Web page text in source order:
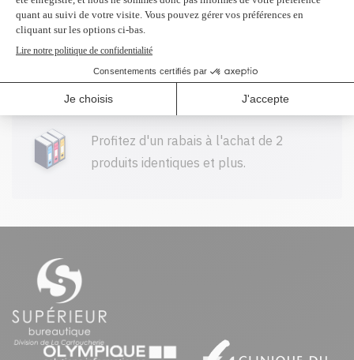
Livraison gratuite sur tout achat de
100$ CAD et plus avant taxes.
Profitez d'un rabais à l'achat de 2
produits identiques et plus.